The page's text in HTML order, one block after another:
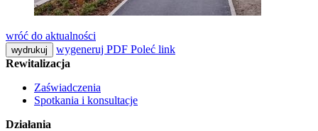
wróć do aktualności
wydrukuj wygeneruj PDF Poleć link
Rewitalizacja
Zaświadczenia
Spotkania i konsultacje
Działania